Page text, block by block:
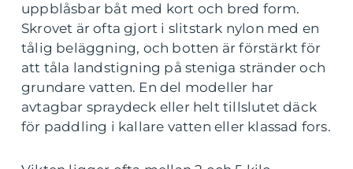
uppblåsbar båt med kort och bred form.
Skrovet är ofta gjort i slitstark nylon med en
tålig beläggning, och botten är förstärkt för
att tåla landstigning på steniga stränder och
grundare vatten. En del modeller har
avtagbar spraydeck eller helt tillslutet däck
för paddling i kallare vatten eller klassad fors.